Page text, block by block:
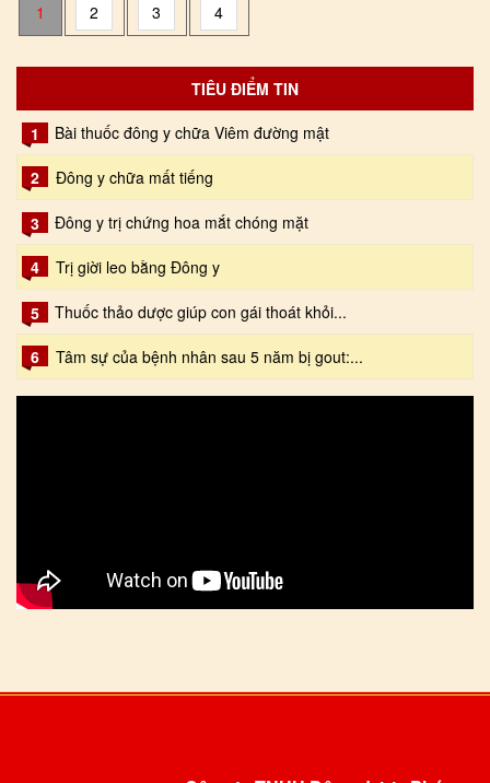
1 2 3 4
TIÊU ĐIỂM TIN
1 Bài thuốc đông y chữa Viêm đường mật
2 Đông y chữa mất tiếng
3 Đông y trị chứng hoa mắt chóng mặt
4 Trị giời leo bằng Đông y
5 Thuốc thảo dược giúp con gái thoát khỏi...
6 Tâm sự của bệnh nhân sau 5 năm bị gout:...